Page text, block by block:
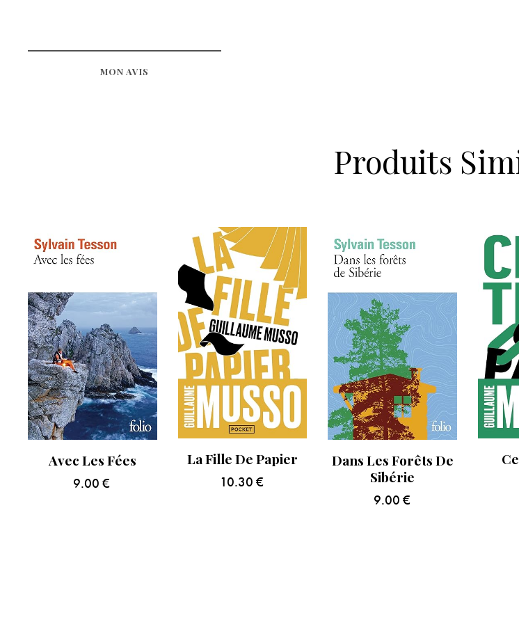
MON AVIS
Produits
Avec Les Fées
9.00€
La Fille De Papier
10.30 €
Dans Les Forêts De
Sibérie
9.00 €